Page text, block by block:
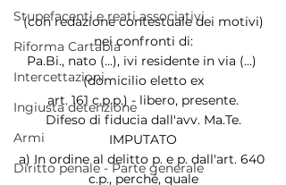
Stupefacenti e reati associativi
Riforma Cartabia
Intercettazioni
Ingiusta detenzione
Armi
Diritto penale - Parte generale
(con redazione contestuale dei motivi)
nei confronti di:
Pa.Bi., nato (...), ivi residente in via (...)
(domicilio eletto ex
art. 161 c.p.p.) - libero, presente.
Difeso di fiducia dall'avv. Ma.Te.
IMPUTATO
a) In ordine al delitto p. e p. dall'art. 640
c.p., perché, quale